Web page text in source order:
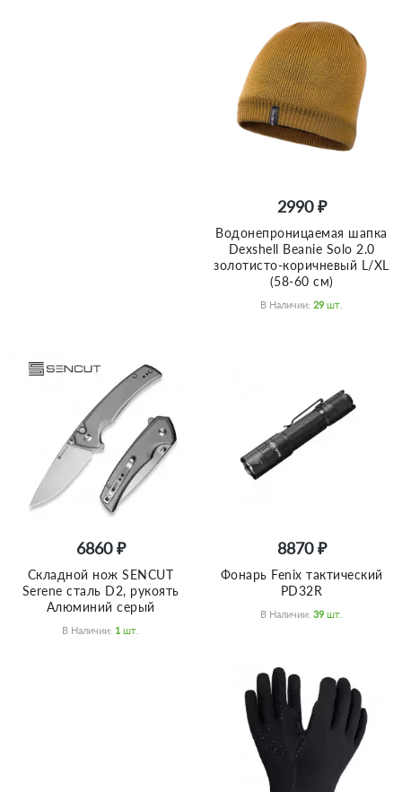
2990 ₽
Водонепроницаемая шапка
Dexshell Beanie Solo 2.0
золотисто-коричневый L/XL
(58-60 см)
В Наличии: 29 Шт.
6860 ₽
Складной нож SENCUT
Serene сталь D2, рукоять
Алюминий серый
В Наличии: 1 Шт.
8870 ₽
Фонарь Fenix тактический
PD32R
В Наличии: 39 Шт.